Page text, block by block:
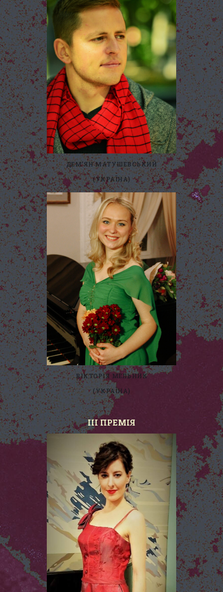
ДЕМʼЯН МАТУШЕВСЬКИЙ
(УКРАЇНА)
ВІКТОРІЯ МЕЛЬНИК
(УКРАЇНА)
III ПРЕМІЯ